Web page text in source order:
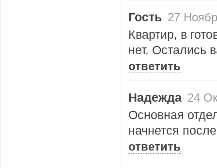
Гость 27
Квартир, в
нет. Остались
ответить
Надежда 24
Основная
начнется
ответить